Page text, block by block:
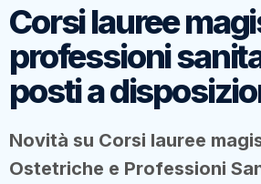
Corsi lauree
professioni
posti a
Novità su Corsi lauree
Ostetriche e Professioni